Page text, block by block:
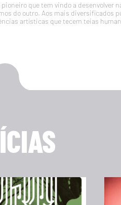
que tem vindo a desenvolver
do outro. Aos mais diversificados
artísticas que tecem teias